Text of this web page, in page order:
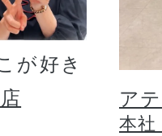
が好き
ア
本